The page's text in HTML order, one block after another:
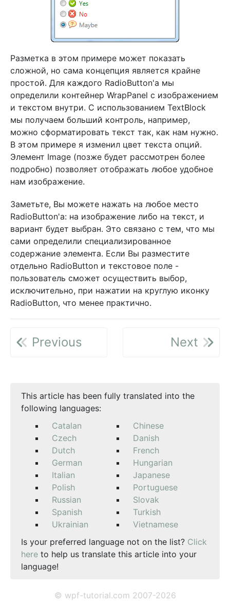
Разметка в этом примере может показать
сложной, но сама концепция является крайне
простой. Для каждого RadioButton'а мы
определили контейнер WrapPanel с изображением
и текстом внутри. С использованием TextBlock
мы получаем больший контроль, например,
можно сформатировать текст так, как нам нужно.
В этом примере я изменил цвет текста опций.
Элемент Image (позже будет рассмотрен более
подробно) позволяет отображать любое удобное
нам изображение.
Заметьте, Вы можете нажать на любое место
RadioButton'а: на изображение либо на текст, и
вариант будет выбран. Это связано с тем, что мы
сами определили специализированное
содержание элемента. Если Вы разместите
отдельно RadioButton и текстовое поле -
пользователь сможет осуществить выбор,
исключительно, при нажатии на круглую иконку
RadioButton, что менее практично.
Previous Next
This article has been fully translated into the
following languages:
Catalan
Chinese
Czech
Danish
Dutch
French
German
Hungarian
Italian
Japanese
Polish
Portuguese
Russian
Slovak
Spanish
Turkish
Ukrainian
Vietnamese
Is your preferred language not on the list? Click
here to help us translate this article into your
language!
© wpf-tutorial.com 2007-2026